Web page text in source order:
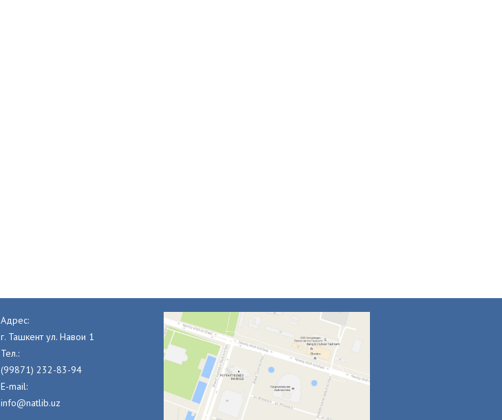
Адрес:
г. Ташкент ул. Навои 1
Тел.:
(99871) 232-83-94
E-mail:
info@natlib.uz